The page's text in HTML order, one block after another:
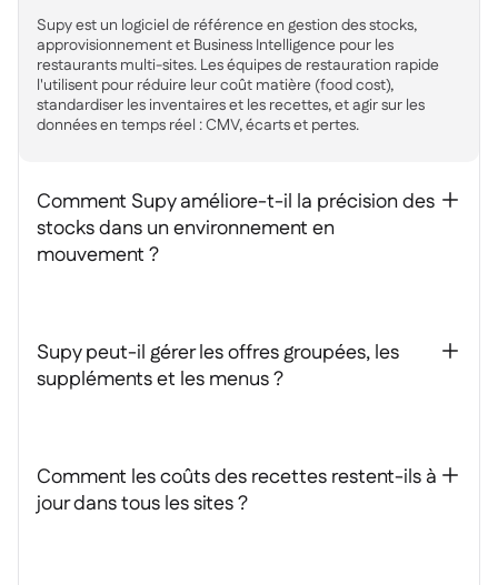
Supy est un logiciel de référence en gestion des stocks,
approvisionnement et Business Intelligence pour les
restaurants multi-sites. Les équipes de restauration rapide
l'utilisent pour réduire leur coût matière (food cost),
standardiser les inventaires et les recettes, et agir sur les
données en temps réel : CMV, écarts et pertes.
Comment Supy améliore-t-il la précision des
stocks dans un environnement en
mouvement ?
+
Supy peut-il gérer les offres groupées, les
suppléments et les menus ?
+
Comment les coûts des recettes restent-ils à
jour dans tous les sites ?
+